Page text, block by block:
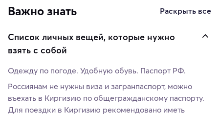
Важно знать Раскрыть все
Список личных вещей, которые нужно
взять с собой
Одежду по погоде. Удобную обувь. Паспорт РФ.
Россиянам не нужны виза и загранпаспорт, можно
въехать в Киргизию по общегражданскому паспорту.
Для поездки в Киргизию рекомендовано иметь